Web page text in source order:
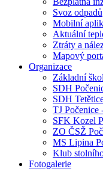
Svoz odpadů
Mobilní
Aktuální
Ztráty a
Mapový
Organizace
Základní
SDH
SDH
TJ Počenice
SFK Kozel
ZO ČSŽ
MS Lipina
Klub
Fotogalerie